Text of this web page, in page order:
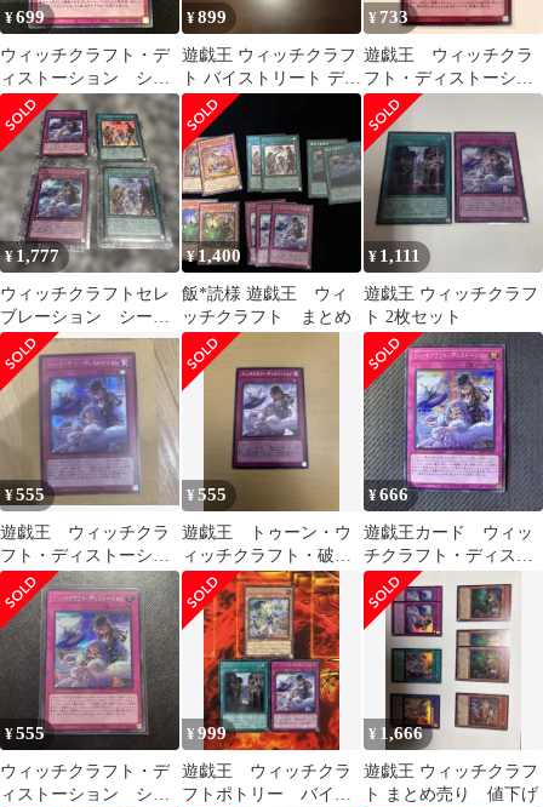
¥699
ウィッチクラフト・デ
ィストーション シー
クレット シク 遊戯
王
¥899
遊戯王 ウィッチクラフ
ト バイストリート ディ
ストーション シークレ
ット シク
¥ 733
遊戯王 ウィッチクラ
フト・ディストーショ
ン シークレット
¥ 1,777
ウィッチクラフトセレ
ブレーション シーク
レット
¥ 1,400
飯*読様 遊戯王 ウィ
ッチクラフト まとめ
¥ 1,111
遊戯王 ウィッチクラフ
ト 2枚セット
¥555
遊戯王 ウィッチクラ
フト・ディストーショ
ン シークレット シ
ク
¥555
遊戯王 トゥーン・ウ
ィッチクラフト・破
械 ウィッチクラフ
ト・ディストーション
¥666
遊戯王カード ウィッ
チクラフト・ディスト
ーション シークレッ
トレア
¥555
ウィッチクラフト・デ
ィストーション シー
¥999
遊戯王 ウィッチクラ
フトポトリー バイス
¥ 1,666
遊戯王 ウィッチクラフ
ト まとめ売り 値下げ